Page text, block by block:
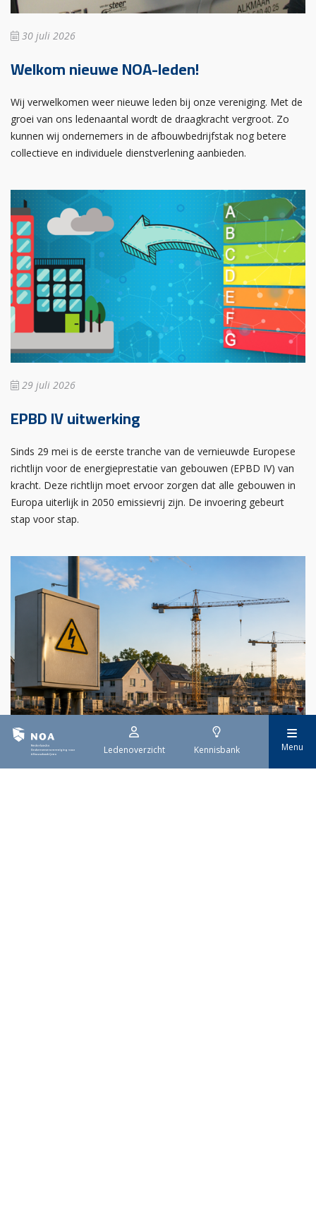
Ledenoverzicht Kennisbank Menu
30 juli 2026
Welkom nieuwe NOA-leden!
Wij verwelkomen weer nieuwe leden bij onze vereniging. Met de
groei van ons ledenaantal wordt de draagkracht vergroot. Zo
kunnen wij ondernemers in de afbouwbedrijfstak nog betere
collectieve en individuele dienstverlening aanbieden.
29 juli 2026
EPBD IV uitwerking
Sinds 29 mei is de eerste tranche van de vernieuwde Europese
richtlijn voor de energieprestatie van gebouwen (EPBD IV) van
kracht. Deze richtlijn moet ervoor zorgen dat alle gebouwen in
Europa uiterlijk in 2050 emissievrij zijn. De invoering gebeurt
stap voor stap.
29 juli 2026